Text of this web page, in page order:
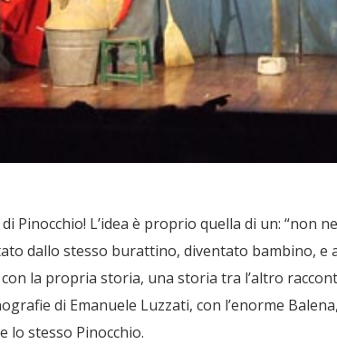
Pinocchio! L’idea è proprio quella di un: “non
dallo stesso burattino, diventato bambino, e
la propria storia, una storia tra l’altro
di Emanuele Luzzati, con l’enorme
lo stesso Pinocchio.